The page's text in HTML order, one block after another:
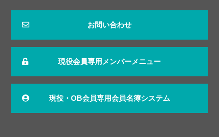
お問い合わせ
現役会員専用メンバーメニュー
現役・OB会員専用会員名簿システム